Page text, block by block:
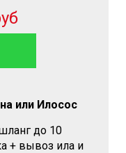
или Илосос
до 10
+ вывоз ила и